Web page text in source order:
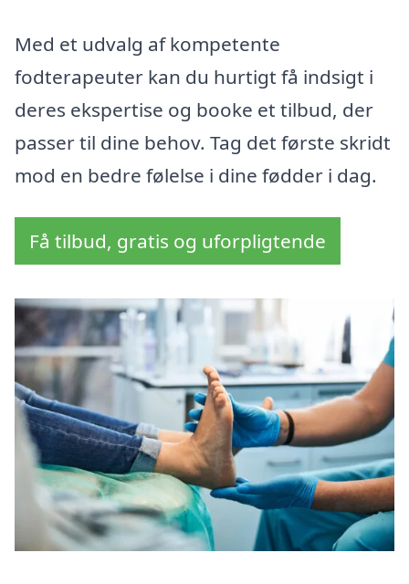
Med et udvalg af kompetente
fodterapeuter kan du hurtigt få indsigt i
deres ekspertise og booke et tilbud, der
passer til dine behov. Tag det første skridt
mod en bedre følelse i dine fødder i dag.
Få tilbud, gratis og uforpligtende